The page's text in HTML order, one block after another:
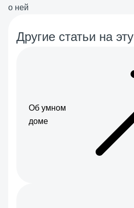
о ней
Другие статьи на
Об умном
доме